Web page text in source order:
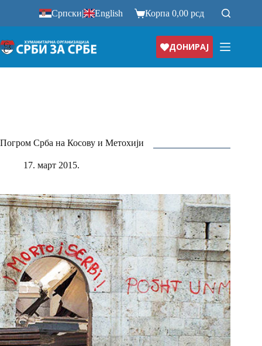
Српски| English Корпа0,00рсд
ДОНИРАЈ
Погром Срба на Косову и Метохији
17. март 2015.